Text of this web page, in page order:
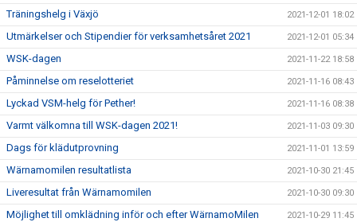
Träningshelg i Växjö 2021-12-01 18:02
Utmärkelser och Stipendier för verksamhetsåret 2021 2021-12-01 05:34
WSK-dagen 2021-11-22 18:58
Påminnelse om reselotteriet 2021-11-16 08:43
Lyckad VSM-helg för Pether! 2021-11-16 08:38
Varmt välkomna till WSK-dagen 2021! 2021-11-03 09:30
Dags för klädutprovning 2021-11-01 13:59
Wärnamomilen resultatlista 2021-10-30 21:45
Liveresultat från Wärnamomilen 2021-10-30 09:30
Möjlighet till omklädning inför och efter WärnamoMilen 2021-10-29 11:45